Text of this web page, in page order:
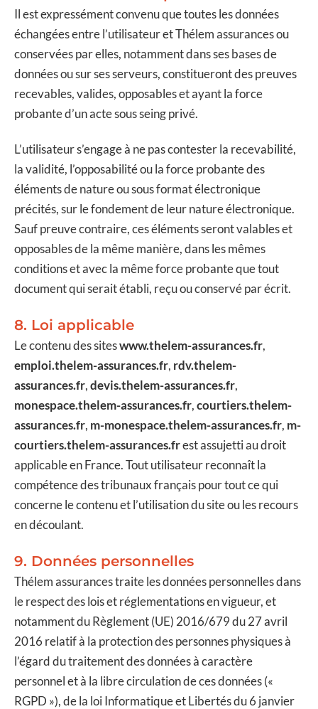
Il est expressément convenu que toutes les données
échangées entre l’utilisateur et Thélem assurances ou
conservées par elles, notamment dans ses bases de
données ou sur ses serveurs, constitueront des preuves
recevables, valides, opposables et ayant la force
probante d’un acte sous seing privé.
L’utilisateur s’engage à ne pas contester la recevabilité,
la validité, l’opposabilité ou la force probante des
éléments de nature ou sous format électronique
précités, sur le fondement de leur nature électronique.
Sauf preuve contraire, ces éléments seront valables et
opposables de la même manière, dans les mêmes
conditions et avec la même force probante que tout
document qui serait établi, reçu ou conservé par écrit.
8. Loi applicable
Le contenu des siteswww.thelem-assurances.fr,
emploi.thelem-assurances.fr, rdv.thelem-
assurances.fr,devis.thelem-assurances.fr,
monespace.thelem-assurances.fr,courtiers.thelem-
assurances.fr, m-monespace.thelem-assurances.fr, m-
courtiers.thelem-assurances.frest assujetti au droit
applicable en France. Tout utilisateur reconnaît la
compétence des tribunaux français pour tout ce qui
concerne le contenu et l’utilisation du site ou les recours
en découlant.
9. Données personnelles
Thélem assurances traite les données personnelles dans
le respect des lois et réglementations en vigueur, et
notamment du Règlement (UE) 2016/679 du 27 avril
2016 relatif à la protection des personnes physiques à
l’égard du traitement des données à caractère
personnel et à la libre circulation de ces données («
RGPD »), de la loi Informatique et Libertés du 6 janvier